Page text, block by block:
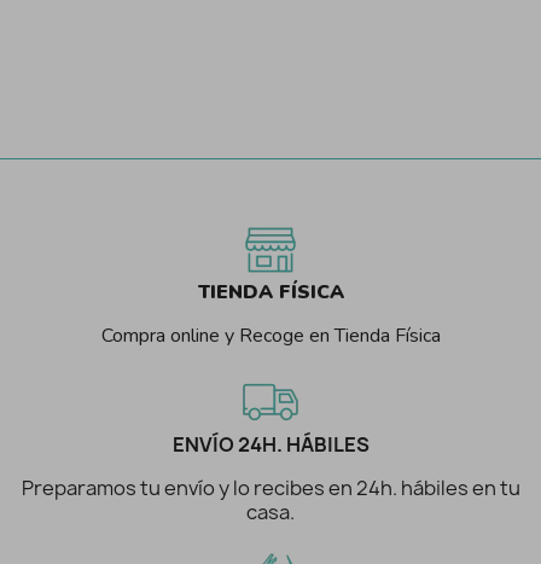
TIENDA FÍSICA
Compra online y Recoge en Tienda Física
ENVÍO 24H. HÁBILES
Preparamos tu envío y lo recibes en 24h. hábiles en tu
casa.